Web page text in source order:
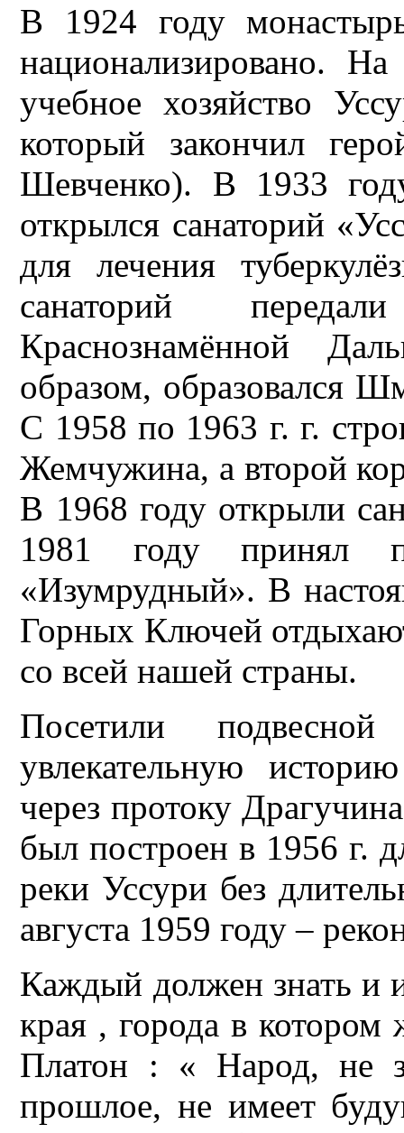
В 1924 году
национализировано.
учебное хозяйство
который закончил
Шевченко). В 1933
открылся санаторий
для лечения
санаторий
Краснознамённой
образом, образовался
С 1958 по 1963 г. г.
Жемчужина, а второй
В 1968 году открыли
1981 году принял
«Изумрудный». В
Горных Ключей
со всей нашей страны.
Посетили
увлекательную
через протоку
был построен в 1956 г.
реки Уссури без
августа 1959 году –
Каждый должен знать и
края , города в котором
Платон : « Народ, не
прошлое, не имеет